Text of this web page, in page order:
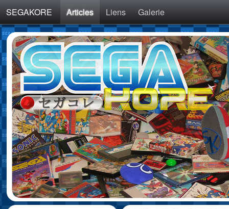
SEGAKORE Articles Liens Galerie